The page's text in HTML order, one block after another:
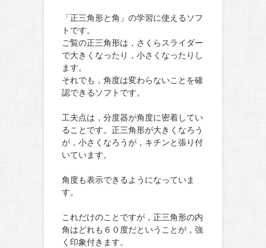
「正三角形と角」の学習に使えるソフ
トです。
ご覧の正三角形は，さくらスライダー
で大きくなったり，小さくなったりし
ます。
それでも，角度は変わらないことを確
認できるソフトです。
工夫点は，分度器が角度に密着してい
ることです。正三角形が大きくなろう
が，小さくなろうが，キチンと張り付
いています。
角度も表示できるようになっていま
す。
これだけのことですが，正三角形の内
角はどれも６０度だということが，強
く印象付きます。